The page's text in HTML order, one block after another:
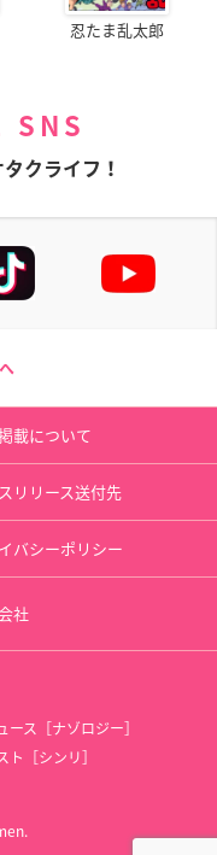
忍たま乱太郎
SNS
クライフ！
載について
リリース送付先
バシーポリシー
社
ース［ナゾロジー］
ト［シンリ］